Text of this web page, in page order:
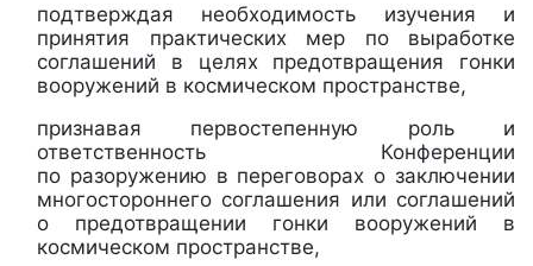
подтверждая необходимость изучения и
принятия практических мер по выработке
соглашений в целях предотвращения гонки
вооружений в космическом пространстве,
признавая первостепенную роль и
ответственность Конференции
по разоружению в переговорах о заключении
многостороннего соглашения или соглашений
о предотвращении гонки вооружений в
космическом пространстве,